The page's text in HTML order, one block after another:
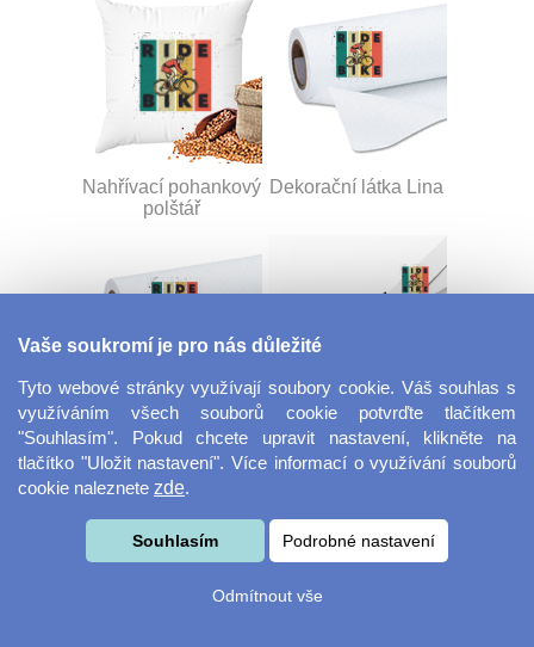
Nahřívací pohankový
polštář
Dekorační látka Lina
Dekorační látka
Miranda
Šňůrka na klíče s
přezkou
Vaše soukromí je pro nás důležité
Tyto webové stránky využívají soubory cookie. Váš souhlas s
využíváním všech souborů cookie potvrďte tlačítkem
"Souhlasím". Pokud chcete upravit nastavení, klikněte na
tlačítko "Uložit nastavení". Více informací o využívání souborů
cookie naleznete zde.
Souhlasím Podrobné nastavení
Odmítnout vše